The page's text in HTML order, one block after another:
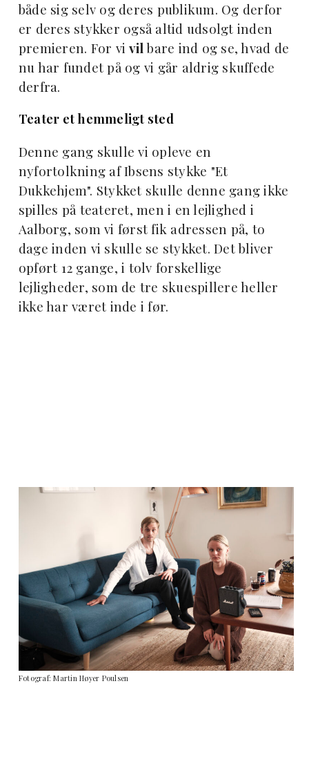
både sig selv og deres publikum. Og derfor
er deres stykker også altid udsolgt inden
premieren. For vivilbare ind og se, hvad de
nu har fundet på og vi går aldrig skuffede
derfra.
Teater et hemmeligt sted
Denne gang skulle vi opleve en
nyfortolkning af Ibsens stykke "Et
Dukkehjem". Stykket skulle denne gang ikke
spilles på teateret, men i en lejlighed i
Aalborg, som vi først fik adressen på, to
dage inden vi skulle se stykket. Det bliver
opført 12 gange, i tolv forskellige
lejligheder, som de tre skuespillere heller
ikke har været inde i før.
Fotograf: Martin Høyer Poulsen